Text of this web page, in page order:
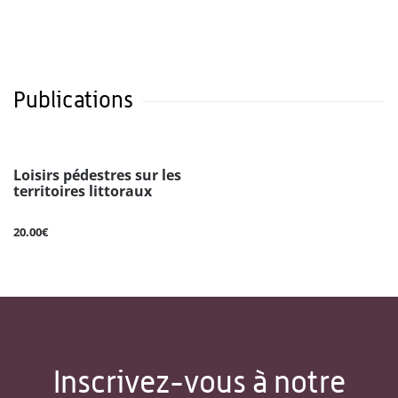
Publications
Loisirs pédestres sur les
territoires littoraux
20.00€
Inscrivez-vous à notre